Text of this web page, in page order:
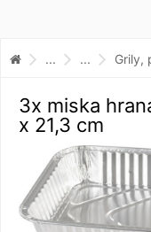
... ... Grily,
3x miska
x 21,3 cm